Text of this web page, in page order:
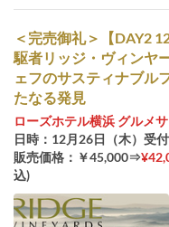
＜完売御礼＞【DAY2
駆者リッジ・ヴィンヤ
ェフのサスティナブル
たなる発見
ローズホテル横浜 グルメ
日時：12月26日（木）受
販売価格：￥45,000⇒
込)